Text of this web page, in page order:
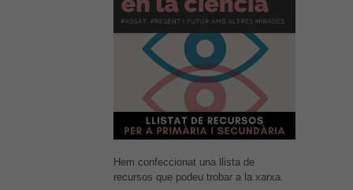
Hem confeccionat una llista de
recursos que podeu trobar a la xarxa.